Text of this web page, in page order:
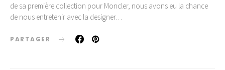
de sa première collection pour Moncler, nous avons eu la chance
de nous entretenir avec la designer…
PARTAGER